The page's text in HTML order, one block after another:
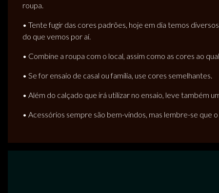
roupa.
• Tente fugir das cores padrões, hoje em dia temos
do que vemos por aí.
• Combine a roupa com o local, assim como as cores ao
• Se for ensaio de casal ou família, use cores semelhantes.
• Além do calçado que irá utilizar no ensaio, leve também
• Acessórios sempre são bem-vindos, mas lembre-se que